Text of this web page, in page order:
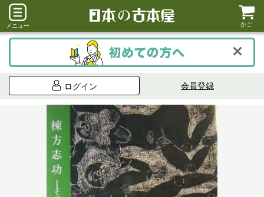
メニュー かご
ログイン 会員登録